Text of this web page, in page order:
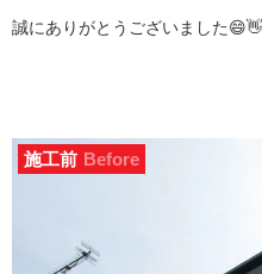
誠にありがとうございました😄👋
施工前 Before